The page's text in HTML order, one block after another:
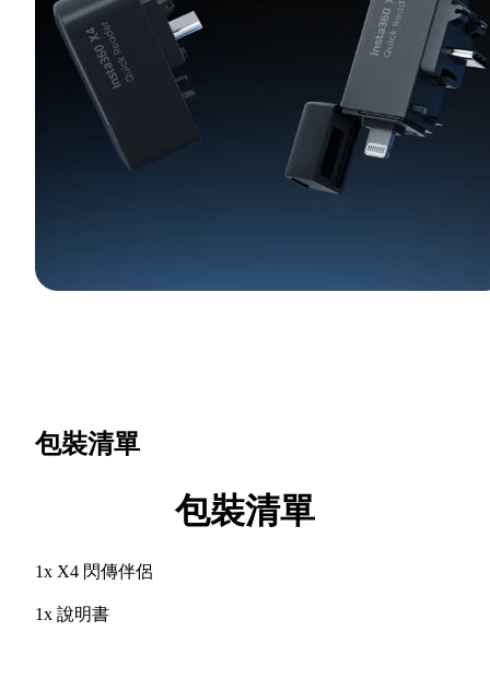
包裝清單
包裝清單
1x X4 閃傳伴侶
1x 說明書